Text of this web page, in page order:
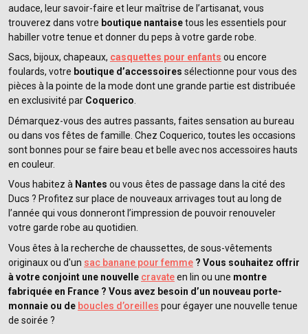
audace, leur savoir-faire et leur maîtrise de l’artisanat, vous
trouverez dans votre boutique nantaisetous les essentiels pour
habiller votre tenue et donner du peps à votre garde robe.
Sacs, bijoux, chapeaux, casquettes pour enfants ou encore
foulards, votre boutique d’accessoires sélectionne pour vous des
pièces à la pointe de la mode dont une grande partie est distribuée
en exclusivité par Coquerico.
Démarquez-vous des autres passants, faites sensation au bureau
ou dans vos fêtes de famille. Chez Coquerico, toutes les occasions
sont bonnes pour se faire beau et belle avec nos accessoires hauts
en couleur.
Vous habitez à Nantes ou vous êtes de passage dans la cité des
Ducs ? Profitez sur place de nouveaux arrivages tout au long de
l’année qui vous donneront l’impression de pouvoir renouveler
votre garde robe au quotidien.
Vous êtes à la recherche de chaussettes, de sous-vêtements
originaux ou d'un sac banane pour femme ? Vous souhaitez offrir
à votre conjoint une nouvelle cravateen lin ou une montre
fabriquée en France ? Vous avez besoin d’un nouveau porte-
monnaie ou de boucles d’oreilles pour égayer une nouvelle tenue
de soirée ?